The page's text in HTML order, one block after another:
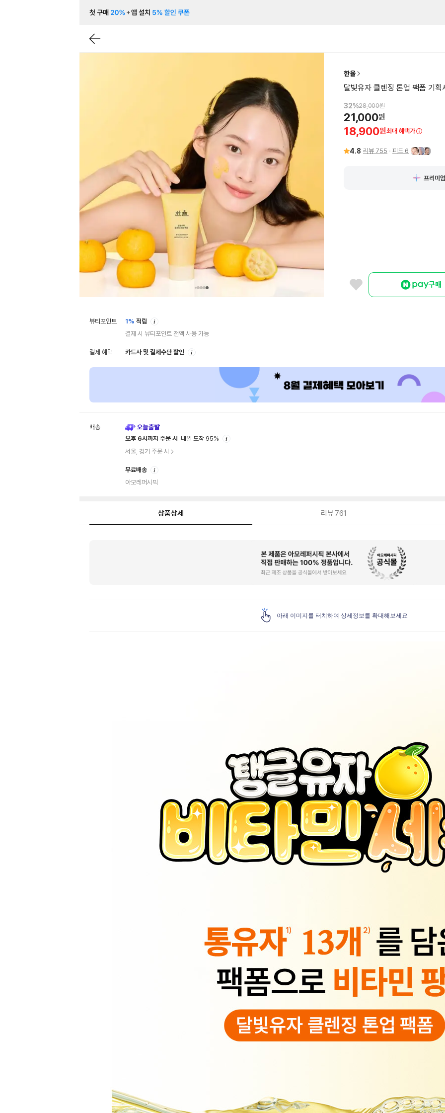
한율
달빛유자 클렌징 톤업 팩폼 기
32%28,000원
21,000원
18,900원최대 혜택가
4.8 리뷰 755 피드 6
프리미
구매
뷰티포인트 1% 적립
결제 시 뷰티포인트 전액 사용 가능
결제 혜택 카드사 및 결제수단 할인
배송
오후 6시까지 주문 시
내일 도착 95%
서울, 경기 주문 시
무료배송
아모레퍼시픽
상품상세 리뷰 761
아래 이미지를 터치하여 상세정보를 확대해보세요